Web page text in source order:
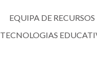
EQUIPA DE RECURSOS
TECNOLOGIAS